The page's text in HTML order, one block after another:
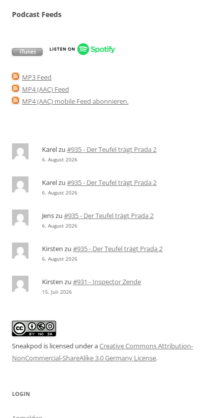
Podcast Feeds
MP3 Feed
MP4 (AAC) Feed
MP4 (AAC) mobile Feed abonnieren.
Karelzu #935 - Der Teufel trägt Prada 2
6. August 2026
Karelzu #935 - Der Teufel trägt Prada 2
6. August 2026
Jenszu #935 - Der Teufel trägt Prada 2
6. August 2026
Kirsten zu #935 - Der Teufel trägt Prada 2
6. August 2026
Kirsten zu #931 - Inspector Zende
15. Juli 2026
Sneakpod is licensed under aCreative Commons Attribution-
NonCommercial-ShareAlike 3.0 Germany License.
LOGIN